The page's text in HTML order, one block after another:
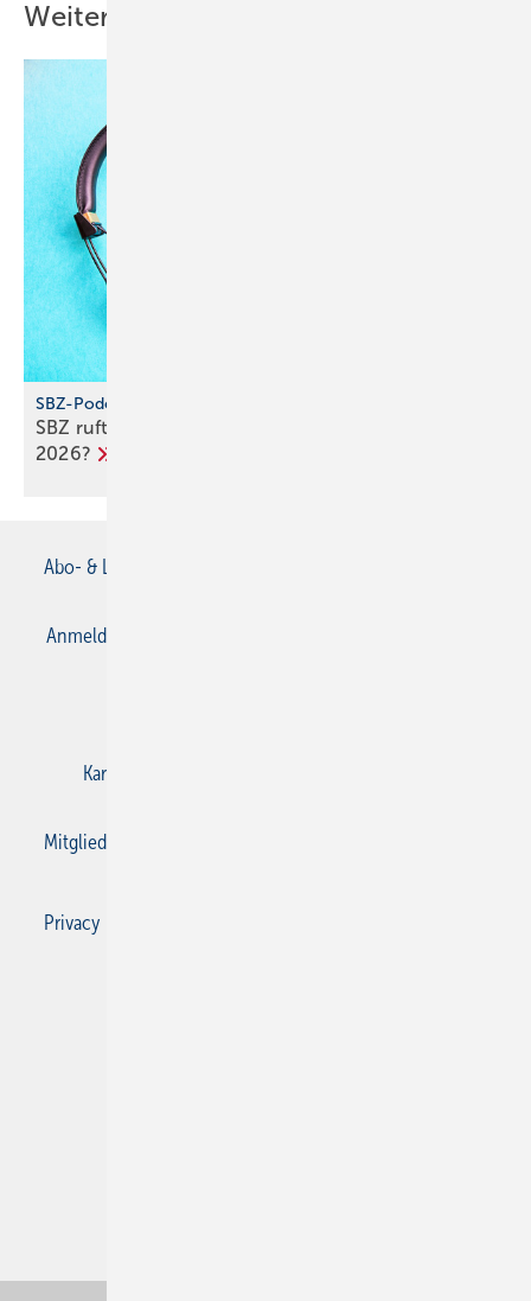
Weitere Inhalte
SBZ-Podcast
SBZ ruft an – Folge 5: Wie wird das SHK-Jahr
2026?
Abo- & Leserservice
Anmelden
Karriere bei Gentner
Mitgliedschaften und Engagement
Privacy Manager